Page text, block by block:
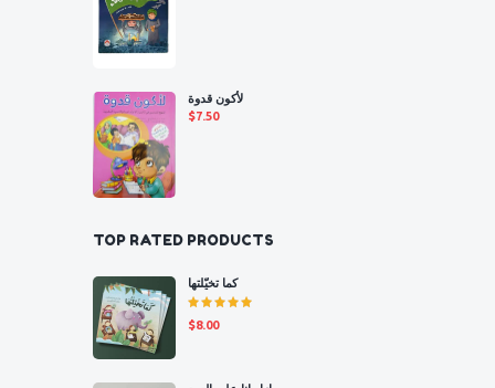
لأكون قدوة
$7.50
TOP RATED PRODUCTS
كما تخيّلتها
Rated
5.00out
$8.00